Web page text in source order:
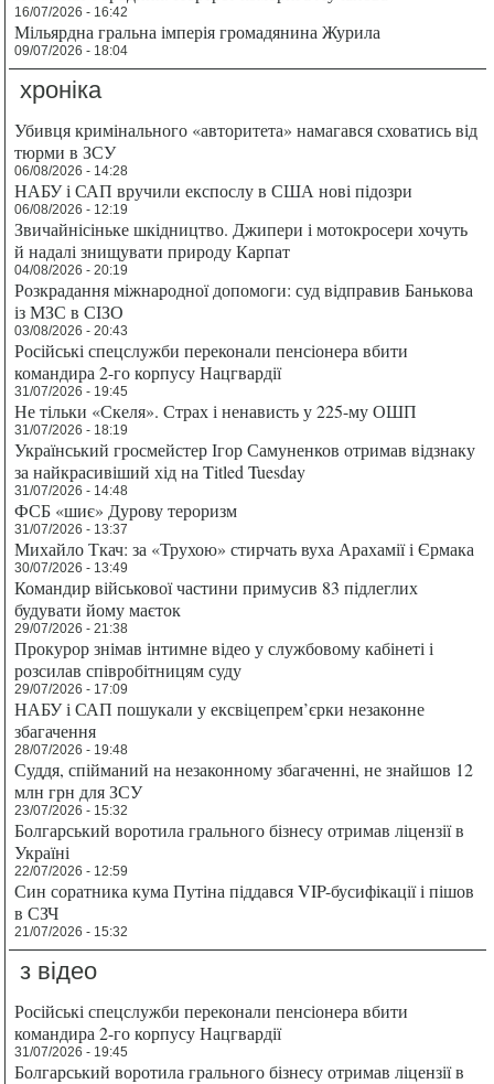
16/07/2026 - 16:42
Мільярдна гральна імперія громадянина Журила
09/07/2026 - 18:04
хроніка
Убивця кримінального «авторитета» намагався сховатись від
тюрми в ЗСУ
06/08/2026 - 14:28
НАБУ і САП вручили експослу в США нові підозри
06/08/2026 - 12:19
Звичайнісіньке шкідництво. Джипери і мотокросери хочуть
й надалі знищувати природу Карпат
04/08/2026 - 20:19
Розкрадання міжнародної допомоги: суд відправив Банькова
із МЗС в СІЗО
03/08/2026 - 20:43
Російські спецслужби переконали пенсіонера вбити
командира 2-го корпусу Нацгвардії
31/07/2026 - 19:45
Не тільки «Скеля». Страх і ненависть у 225-му ОШП
31/07/2026 - 18:19
Український гросмейстер Ігор Самуненков отримав відзнаку
за найкрасивіший хід на Titled Tuesday
31/07/2026 - 14:48
ФСБ «шиє» Дурову тероризм
31/07/2026 - 13:37
Михайло Ткач: за «Трухою» стирчать вуха Арахамії і Єрмака
30/07/2026 - 13:49
Командир військової частини примусив 83 підлеглих
будувати йому маєток
29/07/2026 - 21:38
Прокурор знімав інтимне відео у службовому кабінеті і
розсилав співробітницям суду
29/07/2026 - 17:09
НАБУ і САП пошукали у ексвіцепрем’єрки незаконне
збагачення
28/07/2026 - 19:48
Суддя, спійманий на незаконному збагаченні, не знайшов 12
млн грн для ЗСУ
23/07/2026 - 15:32
Болгарський воротила грального бізнесу отримав ліцензії в
Україні
22/07/2026 - 12:59
Син соратника кума Путіна піддався VIP-бусифікації і пішов
в СЗЧ
21/07/2026 - 15:32
з відео
Російські спецслужби переконали пенсіонера вбити
командира 2-го корпусу Нацгвардії
31/07/2026 - 19:45
Болгарський воротила грального бізнесу отримав ліцензії в